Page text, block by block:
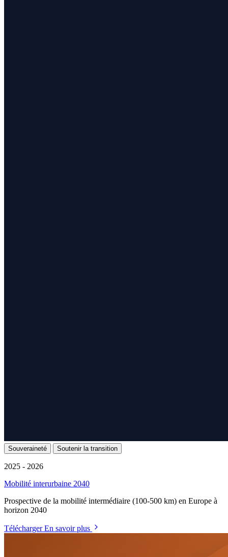
Souveraineté Soutenir la transition
2025 - 2026
Mobilité interurbaine 2040
Prospective de la mobilité intermédiaire (100-500 km) en Europe à
horizon 2040
TéléchargerEn savoir plus